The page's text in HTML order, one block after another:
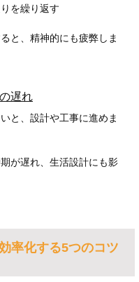
を繰り返す
と、精神的にも疲弊しま
遅れ
と、設計や工事に進めま
が遅れ、生活設計にも影
率化する5つのコツ